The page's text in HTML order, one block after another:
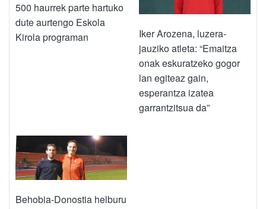
500 haurrek parte hartuko
dute aurtengo Eskola
Kirola programan
Iker Arozena, luzera-
jauziko atleta: “Emaitza
onak eskuratzeko gogor
lan egiteaz gain,
esperantza izatea
garrantzitsua da”
Behobia-Donostia helburu